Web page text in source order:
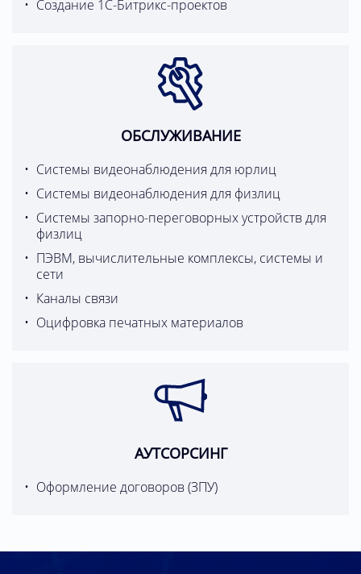
Создание 1С-Битрикс-проектов
ОБСЛУЖИВАНИЕ
Системы видеонаблюдения для юрлиц
Системы видеонаблюдения для физлиц
Системы запорно-переговорных устройств для
физлиц
ПЭВМ, вычислительные комплексы, системы и
сети
Каналы связи
Оцифровка печатных материалов
АУТСОРСИНГ
Оформление договоров (ЗПУ)